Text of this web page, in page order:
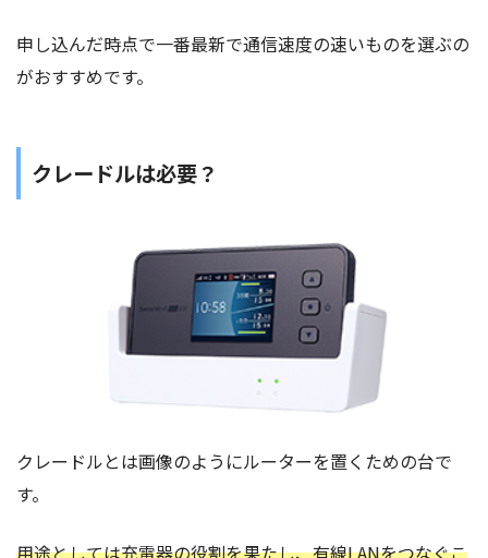
申し込んだ時点で一番最新で通信速度の速いものを選ぶの
がおすすめです。
クレードルは必要？
クレードルとは画像のようにルーターを置くための台で
す。
用途としては充電器の役割を果たし、有線LANをつなぐこ